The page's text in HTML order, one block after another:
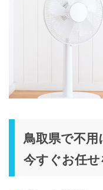
鳥取県で不
今すぐお任せ